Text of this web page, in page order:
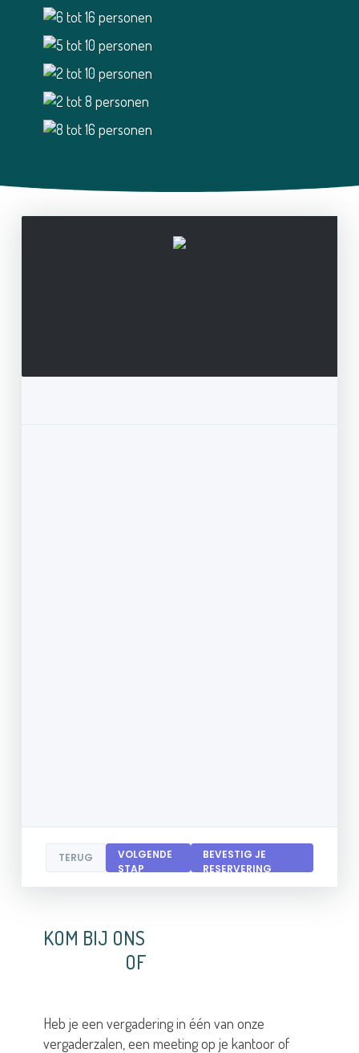
TERUG
VOLGENDE
STAP
BEVESTIG JE
RESERVERING
KOM BIJ ONS
OF
Heb je een vergadering in één van onze
vergaderzalen, een meeting op je kantoor of